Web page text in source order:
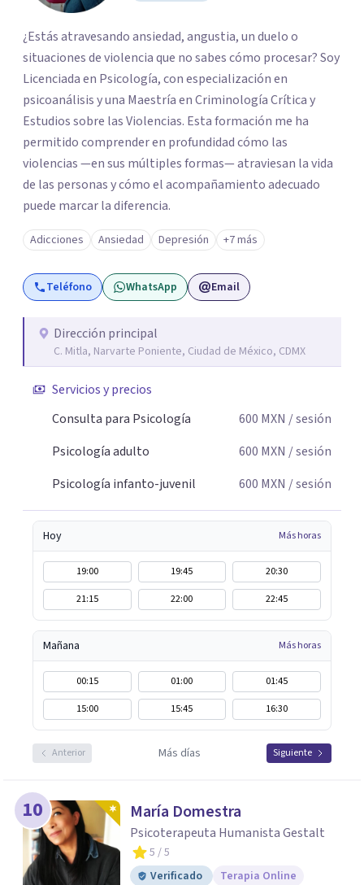
¿Estás atravesando ansiedad, angustia, un duelo o
situaciones de violencia que no sabes cómo procesar? Soy
Licenciada en Psicología, con especialización en
psicoanálisis y una Maestría en Criminología Crítica y
Estudios sobre las Violencias. Esta formación me ha
permitido comprender en profundidad cómo las
violencias —en sus múltiples formas— atraviesan la vida
de las personas y cómo el acompañamiento adecuado
puede marcar la diferencia.
Adicciones Ansiedad Depresión +7 más
Teléfono WhatsApp Email
Dirección principal
C. Mitla, Narvarte Poniente, Ciudad de México, CDMX
Servicios y precios
Consulta para Psicología
600 MXN / sesión
Psicología adulto
600 MXN / sesión
Psicología infanto-juvenil
600 MXN / sesión
Hoy Más horas
19:00 19:45
20:30
21:15
22:00 22:45
Mañana Más horas
00:15 01:00
01:45
15:00
15:45 16:30
Anterior Más días Siguiente
10 María Domestra
Psicoterapeuta Humanista Gestalt
5 / 5
Verificado
Terapia Online